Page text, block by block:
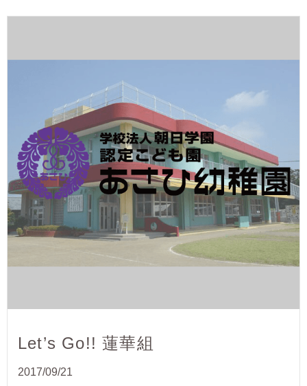
Let’s Go!! 蓮華組
2017/09/21